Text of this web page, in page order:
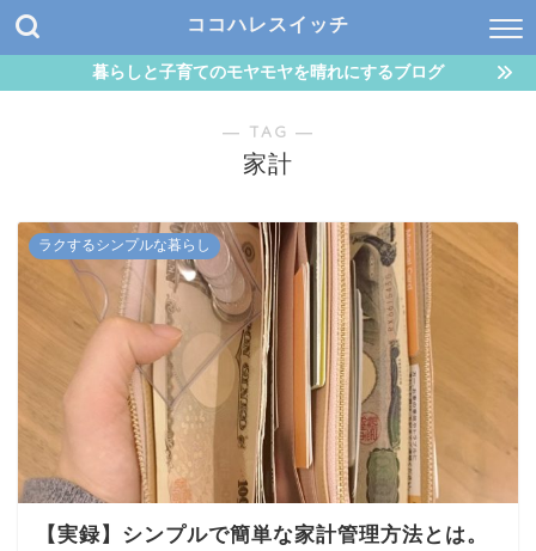
ココハレスイッチ
暮らしと子育てのモヤモヤを晴れにするブログ
― TAG ―
家計
ラクするシンプルな暮らし
【実録】シンプルで簡単な家計管理方法とは。